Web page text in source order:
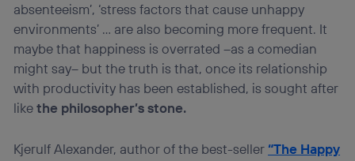
absenteeism’, ‘stress factors that cause unhappy
environments’ … are also becoming more frequent. It
maybe that happiness is overrated –as a comedian
might say– but the truth is that, once its relationship
with productivity has been established, is sought after
likethe philosopher’s stone.
Kjerulf Alexander, author of the best-seller“The Happy